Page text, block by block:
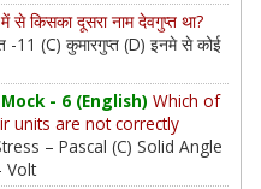
से किसका दूसरा नाम देवगुप्त था?
-11 (C) कुमारगुप्त (D) इनमे से कोई
- 6 (English) Which of
units are not correctly
– Pascal (C) Solid Angle
Volt